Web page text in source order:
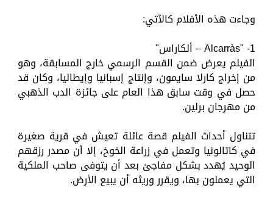
وجاءت هذه الأفلام كالآتي:
1- "Alcarràs – ألكاراس"
الفيلم يعرض ضمن القسم الرسمي خارج المسابقة، وهو
من إخراج كارلا سايمون، وإنتاج إسبانيا وإيطاليا، وكان قد
حصل في وقت سابق هذا العام على جائزة الدب الذهبي
من مهرجان برلين.
تتناول أحداث الفيلم قصة عائلة تعيش في قرية صغيرة
في كاتالونيا وتعمل في زراعة الخوخ، إلا أن مصدر رزقهم
الوحيد يُهدد بشكل مفاجئ بعد أن يتوفى صاحب الملكية
التي يعملون بها، ويقرر وريثه أن يبيع الأرض.